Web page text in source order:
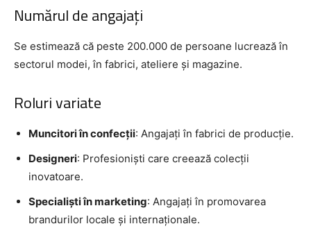
Numărul de angajați
Se estimează că peste 200.000 de persoane lucrează în
sectorul modei, în fabrici, ateliere și magazine.
Roluri variate
Muncitori în confecții: Angajați în fabrici de producție.
Designeri: Profesioniști care creează colecții
inovatoare.
Specialiști în marketing: Angajați în promovarea
brandurilor locale și internaționale.